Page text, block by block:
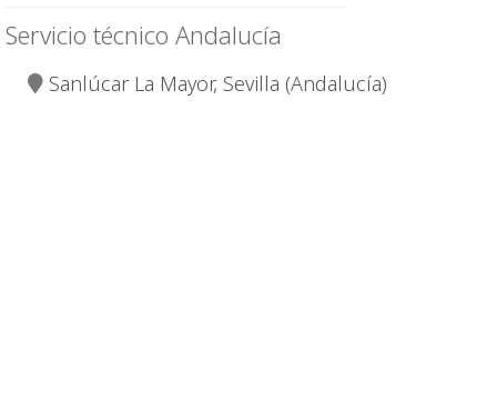
Servicio técnico Andalucía
Sanlúcar La Mayor, Sevilla (Andalucía)